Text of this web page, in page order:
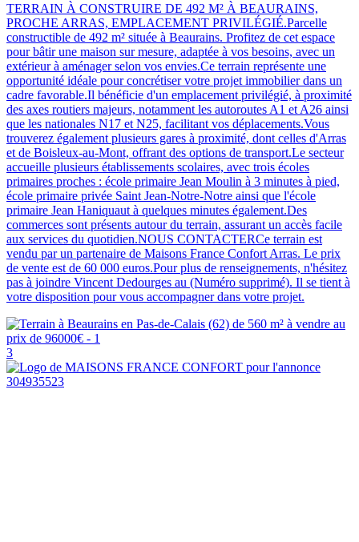
TERRAIN À CONSTRUIRE DE 492 M² À BEAURAINS,
PROCHE ARRAS, EMPLACEMENT PRIVILÉGIÉ.Parcelle
constructible de 492 m² située à Beaurains. Profitez de cet espace
pour bâtir une maison sur mesure, adaptée à vos besoins, avec un
extérieur à aménager selon vos envies.Ce terrain représente une
opportunité idéale pour concrétiser votre projet immobilier dans un
cadre favorable.Il bénéficie d'un emplacement privilégié, à proximité
des axes routiers majeurs, notamment les autoroutes A1 et A26 ainsi
que les nationales N17 et N25, facilitant vos déplacements.Vous
trouverez également plusieurs gares à proximité, dont celles d'Arras
et de Boisleux-au-Mont, offrant des options de transport.Le secteur
accueille plusieurs établissements scolaires, avec trois écoles
primaires proches : école primaire Jean Moulin à 3 minutes à pied,
école primaire privée Saint Jean-Notre-Notre ainsi que l'école
primaire Jean Haniquaut à quelques minutes également.Des
commerces sont présents autour du terrain, assurant un accès facile
aux services du quotidien.NOUS CONTACTERCe terrain est
vendu par un partenaire de Maisons France Confort Arras. Le prix
de vente est de 60 000 euros.Pour plus de renseignements, n'hésitez
pas à joindre Vincent Dedourges au (Numéro supprimé). Il se tient à
votre disposition pour vous accompagner dans votre projet.
3